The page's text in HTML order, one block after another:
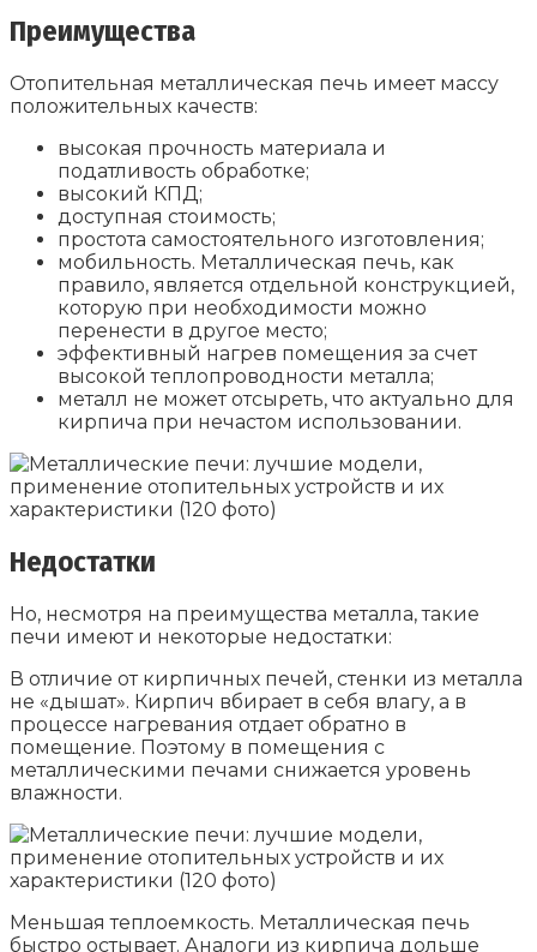
Преимущества
Отопительная металлическая печь имеет массу
положительных качеств:
высокая прочность материала и
податливость обработке;
высокий КПД;
доступная стоимость;
простота самостоятельного изготовления;
мобильность. Металлическая печь, как
правило, является отдельной конструкцией,
которую при необходимости можно
перенести в другое место;
эффективный нагрев помещения за счет
высокой теплопроводности металла;
металл не может отсыреть, что актуально для
кирпича при нечастом использовании.
Недостатки
Но, несмотря на преимущества металла, такие
печи имеют и некоторые недостатки:
В отличие от кирпичных печей, стенки из металла
не «дышат». Кирпич вбирает в себя влагу, а в
процессе нагревания отдает обратно в
помещение. Поэтому в помещения с
металлическими печами снижается уровень
влажности.
Меньшая теплоемкость. Металлическая печь
быстро остывает. Аналоги из кирпича дольше